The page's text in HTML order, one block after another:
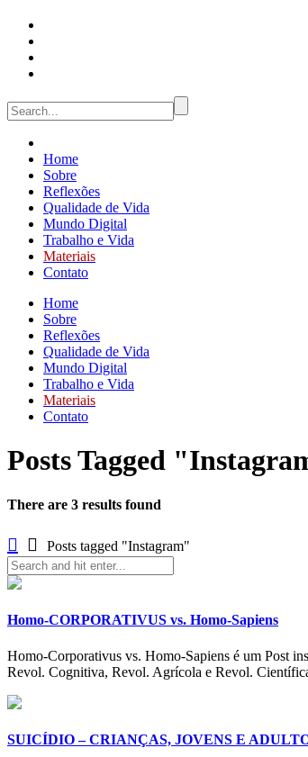
Home
Sobre
Reflexões
Qualidade de Vida
Mundo Digital
Trabalho e Vida
Materiais
Contato
Home
Sobre
Reflexões
Qualidade de Vida
Mundo Digital
Trabalho e Vida
Materiais
Contato
Posts Tagged
There are 3 results found
Posts tagged "Instagram"
Homo-CORPORATIVUS vs. Homo-Sapiens
Homo-Corporativus vs. Homo-Sapiens é um Post
Revol. Cognitiva, Revol. Agrícola e Revol.
SUICÍDIO – CRIANÇAS, JOVENS E